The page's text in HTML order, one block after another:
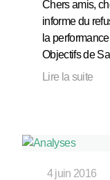
Chers amis,
informe du
la
Objectifs de
Lire la suite
4 juin 2016